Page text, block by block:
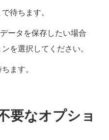
待ちます。
ータを保存したい場合
を選択してください。
ます。
要なオプショ